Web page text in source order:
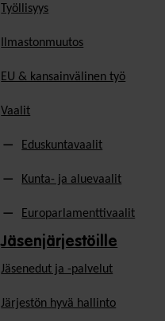
Työllisyys
Ilmastonmuutos
EU & kansainvälinen työ
Vaalit
Eduskuntavaalit
Kunta- ja aluevaalit
Europarlamenttivaalit
Jäsenjärjestöille
Jäsen­edut ja -palvelut
Järjestön hyvä hallinto